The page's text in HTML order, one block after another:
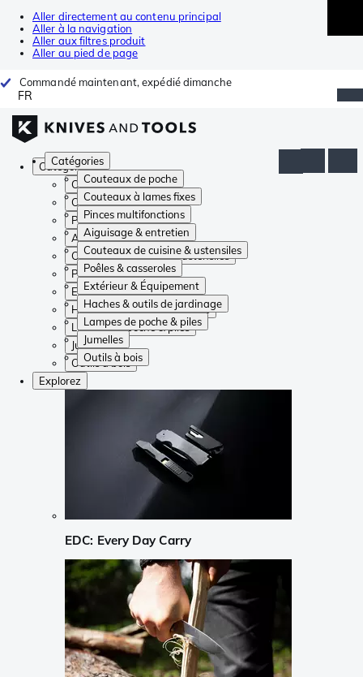
Aller directement au contenu principal
Aller à la navigation
Aller aux filtres produit
Aller au pied de page
Commandé maintenant, expédié dimanche
FR
Catégories
Couteaux de poche
Couteaux à lames fixes
Pinces multifonctions
Aiguisage & entretien
Couteaux de cuisine & ustensiles
Poêles & casseroles
Extérieur & Équipement
Haches & outils de jardinage
Lampes de poche & piles
Jumelles
Outils à bois
Catégories
Couteaux de poche
Couteaux à lames fixes
Pinces multifonctions
Aiguisage & entretien
Couteaux de cuisine & ustensiles
Poêles & casseroles
Extérieur & Équipement
Haches & outils de jardinage
Lampes de poche & piles
Jumelles
Outils à bois
Explorez
EDC: Every Day Carry